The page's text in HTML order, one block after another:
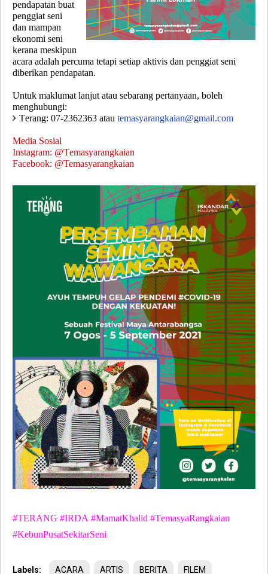
pendapatan buat
penggiat seni
dan mampan
ekonomi seni
kerana meskipun
acara adalah percuma tetapi setiap aktivis dan penggiat seni
diberikan pendapatan.
Untuk maklumat lanjut atau sebarang pertanyaan, boleh
menghubungi:
Terang: 07-2362363 atau temasyarangkaian@gmail.com
Media Sosial
Instagram: @Temasyarangkaian
Facebook: @Temasyarangkaian
#TERANG #IRDA #MamatKhalid #TemasyaRangkaian
#KebunPusatSekitarSeni
Labels: ACARA ARTIS BERITA FILEM